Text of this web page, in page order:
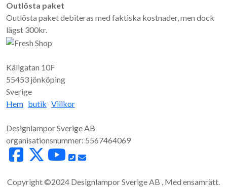
Outlösta paket
Outlösta paket debiteras med faktiska kostnader, men dock
lägst 300kr.
Källgatan 10F
55453 jönköping
Sverige
Hem butik Villkor
Designlampor Sverige AB
organisationsnummer: 5567464069
Copyright ©2024 Designlampor Sverige AB , Med ensamrätt.